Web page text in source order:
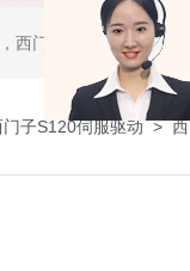
动器，西门子DP总线电缆，西门
门子S120伺服驱动> 西